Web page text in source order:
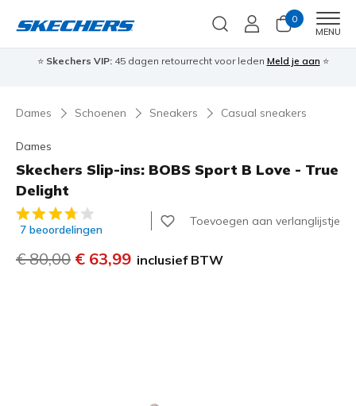
0
MENU
⭐Skechers VIP:45 dagen retourrecht voor ledenMeld je aan⭐
Dames Schoenen Sneakers Casual sneakers
Dames
Skechers Slip-ins: BOBS Sport B Love - True
Delight
5 van de 5 klantbeoordelingen
7 beoordelingen
Toevoegen aan verlanglijstje
Prijs verlaagd van
€ 80,00 naar
€ 63,99 inclusief BTW